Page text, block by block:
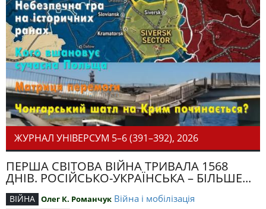
ЖУРНАЛ УНІВЕРСУМ 5–6 (391–392), 2026
ПЕРША СВІТОВА ВІЙНА ТРИВАЛА 1568
ДНІВ. РОСІЙСЬКО-УКРАЇНСЬКА – БІЛЬШЕ...
ВІЙНА Олег К. Романчук Війна і мобілізація